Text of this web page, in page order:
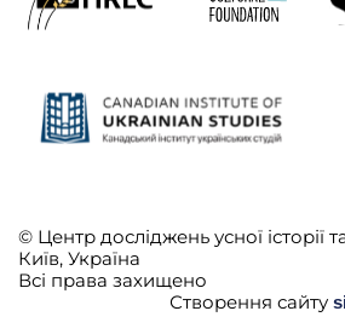
© Центр досліджень усної історії
Київ, Україна
Всі права захищено
Створення сайту